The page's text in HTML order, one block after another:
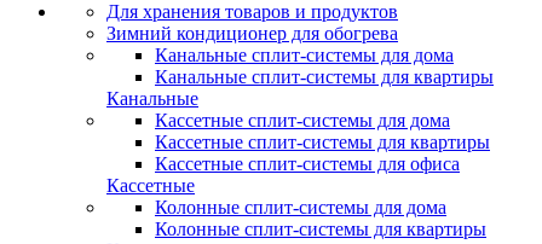
Для хранения товаров и продуктов
Зимний кондиционер для обогрева
Канальные сплит-системы для дома
Канальные сплит-системы для квартиры
Канальные
Кассетные сплит-системы для дома
Кассетные сплит-системы для квартиры
Кассетные сплит-системы для офиса
Кассетные
Колонные сплит-системы для дома
Колонные сплит-системы для квартиры